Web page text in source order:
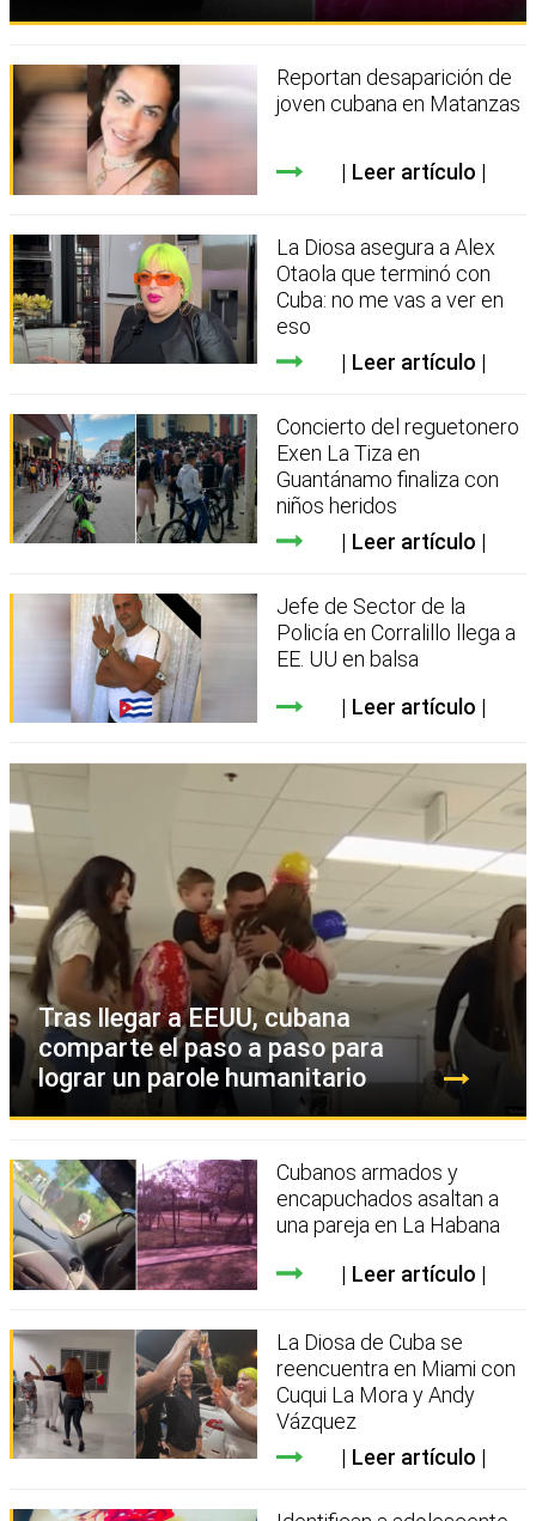
Reportan desaparición de
joven cubana en Matanzas
Leer artículo
La Diosa asegura a Alex
Otaola que terminó con
Cuba: no me vas a ver en
eso
Leer artículo
Concierto del reguetonero
Exen La Tiza en
Guantánamo finaliza con
niños heridos
Leer artículo
Jefe de Sector de la
Policía en Corralillo llega a
EE. UU en balsa
Leer artículo
Tras llegar a EEUU, cubana
comparte el paso a paso para
lograr un parole humanitario
Cubanos armados y
encapuchados asaltan a
una pareja en La Habana
Leer artículo
La Diosa de Cuba se
reencuentra en Miami con
Cuqui La Mora y Andy
Vázquez
Leer artículo